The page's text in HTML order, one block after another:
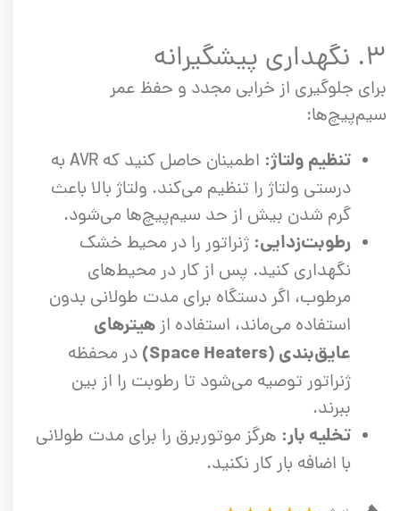
۳. نگهداری پیشگیرانه
برای جلوگیری از خرابی مجدد و حفظ عمر
سیم‌پیچ‌ها:
تنظیم ولتاژ:
اطمینان حاصل کنید که AVR به
درستی ولتاژ را تنظیم می‌کند. ولتاژ بالا باعث
گرم شدن بیش از حد سیم‌پیچ‌ها می‌شود.
رطوبت‌زدایی: ژنراتور را در محیط خشک
نگهداری کنید. پس از کار در محیط‌های
مرطوب، اگر دستگاه برای مدت طولانی بدون
استفاده می‌ماند، استفاده ازهیترهای
عایق‌بندی (Space Heaters)
در محفظه
ژنراتور توصیه می‌شود تا رطوبت را از بین
ببرند.
تخلیه بار: هرگز موتوربرق را برای مدت طولانی
با اضافه بار کار نکنید.